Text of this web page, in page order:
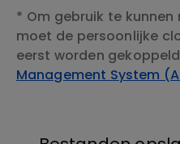
* Om gebruik te
moet de persoonlijke
eerst worden
Management System